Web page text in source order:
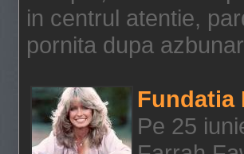
in centrul atentie,
pornita dupa
Fundatia
Pe 25